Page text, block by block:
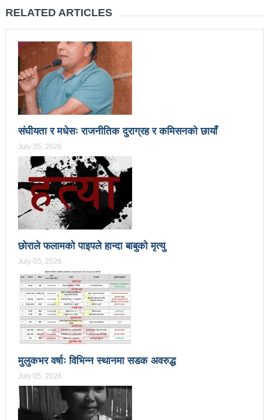
राजावादीको प्रदर्शन थप उग्रः केही स्थानमा कर्फ्यु आदेश
काठमाडौँमा माओवादीको नेतृत्वमा विशाल जनप्रदर्शन
राजावादी र प्रहरीबिच झडपः तीनकुने-वानेश्वर क्षेत्र तनावग्रस्त
लव प्याकुरेलद्वारा निर्देशित वृत्तचित्र ‘गर्ल्स रिराइटिङ डेस्टीनी’
लाई अडियन्स च्वाइस अवार्ड
प्रेस सेन्टरको महाधिवेसनमा पुरस्कृत हुँदै यी पत्रकार
भरतपुरका १ सय २९ सुकुम्बासी घरधुरीलाई लालपूर्जा वितरण
हानलाई मजदुर संगठनहरुको ध्यानाकर्षण पत्र, देशैभर
अभियानात्मक कार्यक्रम
‘महिला अधिकारका निम्ति सदनबाट कानून बनाउन ढिला भयो’
सहिद स्मृति दिवसमा माओवादी बेलकोटगढी नगरद्वारा वैचारिक,
राजनीतिक कार्यशाला
त्रिदेशीय विद्युत ब्यापार सम्झौता नेपालका लागि कोशेढुंगाः
प्रचण्ड
कविता- म हैन भने
आवश्यकता मिडिया साक्षरताको
३ महिनामा प्रेस स्वतन्त्रता हननका १३ घटना
काउन्सिलद्वारा ४ वटा सञ्चार माध्यमको कालोसूची फुकुवा, ३
RELATED ARTICLES
संघीयता र मधेसः राजनीतिक दुराग्रह र कमिसनको छायाँ
July 05, 2026
छोराले फलामको पाइपले हान्दा बाबुको मृत्यु
July 05, 2026
मुलुकभर वर्षाः विभिन्न स्थानमा सडक अवरुद्ध
July 05, 2026